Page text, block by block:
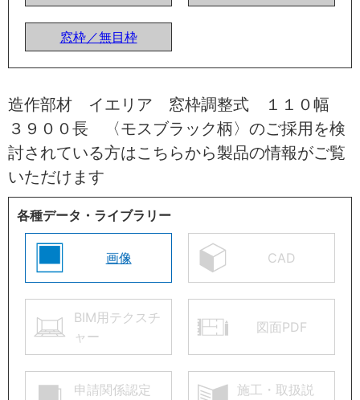
窓枠／無目枠
造作部材 イエリア 窓枠調整式 １１０幅
３９００長 〈モスブラック柄〉のご採用を検
討されている方はこちらから製品の情報がご覧
いただけます
各種データ・ライブラリー
画像 CAD
BIM用テクスチ
ャー
図面PDF
申請関係認定
施工・取扱説